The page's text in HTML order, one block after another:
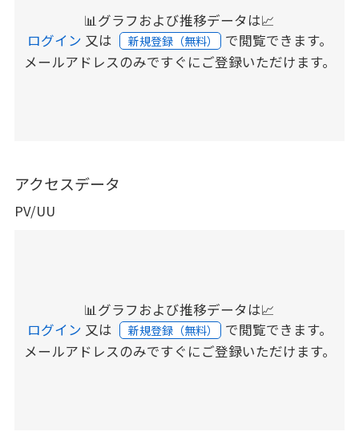
📊グラフおよび推移データは📈
ログイン 又は 新規登録（無料） で閲覧できます。
メールアドレスのみですぐにご登録いただけます。
アクセスデータ
PV/UU
📊グラフおよび推移データは📈
ログイン 又は 新規登録（無料） で閲覧できます。
メールアドレスのみですぐにご登録いただけます。